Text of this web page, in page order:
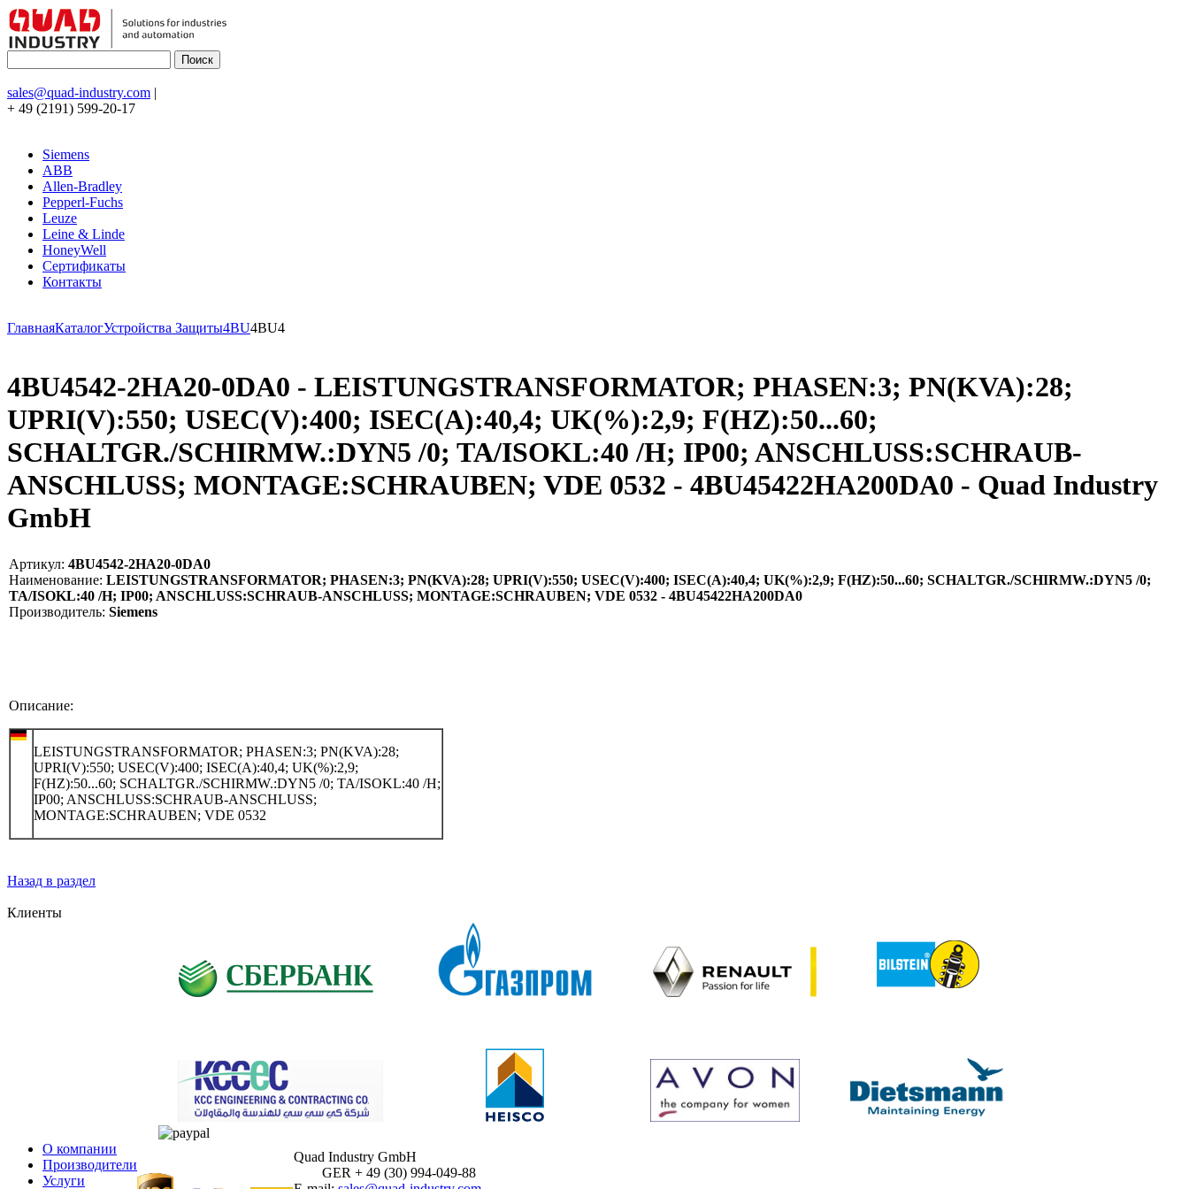
sales@quad-industry.com |
+ 49 (2191) 599-20-17
Siemens
ABB
Allen-Bradley
Pepperl-Fuchs
Leuze
Leine & Linde
HoneyWell
Сертификаты
Контакты
ГлавнаяКаталогУстройства Защиты4BU4BU4
4BU4542-2HA20-0DA0 - LEISTUNGSTRANSFORMATOR; PHASEN:3; PN(KVA):28;
UPRI(V):550; USEC(V):400; ISEC(A):40,4; UK(%):2,9; F(HZ):50...60;
SCHALTGR./SCHIRMW.:DYN5 /0; TA/ISOKL:40 /H; IP00; ANSCHLUSS:SCHRAUB-
ANSCHLUSS; MONTAGE:SCHRAUBEN; VDE 0532 - 4BU45422HA200DA0 - Quad Industry
GmbH
Артикул: 4BU4542-2HA20-0DA0
Наименование: LEISTUNGSTRANSFORMATOR; PHASEN:3; PN(KVA):28; UPRI(V):550; USEC(V):400; ISEC(A):40,4; UK(%):2,9; F(HZ):50...60; SCHALTGR./SCHIRMW.:DYN5 /0;
TA/ISOKL:40 /H; IP00; ANSCHLUSS:SCHRAUB-ANSCHLUSS; MONTAGE:SCHRAUBEN; VDE 0532 - 4BU45422HA200DA0
Производитель: Siemens
Описание:
LEISTUNGSTRANSFORMATOR; PHASEN:3; PN(KVA):28;
UPRI(V):550; USEC(V):400; ISEC(A):40,4; UK(%):2,9;
F(HZ):50...60; SCHALTGR./SCHIRMW.:DYN5 /0; TA/ISOKL:40 /H;
IP00; ANSCHLUSS:SCHRAUB-ANSCHLUSS;
MONTAGE:SCHRAUBEN; VDE 0532
Назад в раздел
Клиенты
О компании
Производители
Услуги
Quad Industry GmbH
GER + 49 (30) 994-049-88